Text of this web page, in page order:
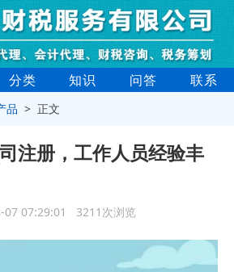
分类 知识 问答 联系
品 > 正文
注册，工作人员经验丰
07 07:29:01 3211次浏览